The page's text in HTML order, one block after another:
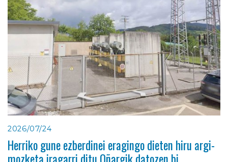
2026/07/24
Herriko gune ezberdinei eragingo dieten hiru argi-